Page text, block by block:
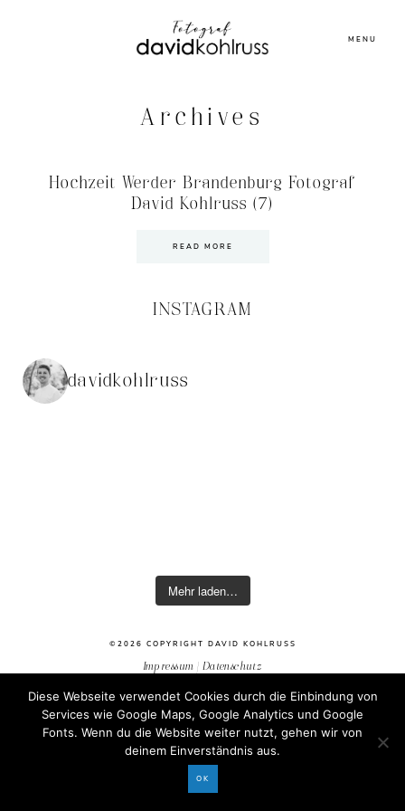
MENU
Archives
Hochzeit Werder Brandenburg Fotograf
David Kohlruss (7)
READ MORE
INSTAGRAM
davidkohlruss
Mehr laden…
©2026 COPYRIGHT DAVID KOHLRUSS
Impressum | Datenschutz
Diese Webseite verwendet Cookies durch die Einbindung von
Services wie Google Maps, Google Analytics und Google
Fonts. Wenn du die Website weiter nutzt, gehen wir von
deinem Einverständnis aus.
OK